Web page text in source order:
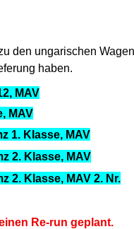
den ungarischen
haben.
MAV
MAV
1. Klasse, MAV
2. Klasse, MAV
2. Klasse, MAV 2. Nr.
Re-run geplant.